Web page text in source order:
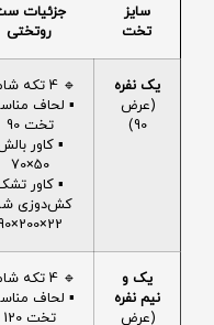
سایز
تخت
جزئیات
روتختی
یک نفره
(عرض
90)
🔹 4 تکه شامل:
▪️ لحاف
تخت 90
▪️ کاور
50×70
▪️ کاور
کش‌دوزی
22×200×90
یک و
نیم نفره
(عرض
🔹 4 تکه شامل:
▪️ لحاف
تخت 120